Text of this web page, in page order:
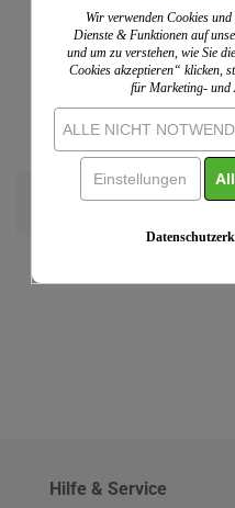
Weißwein mit Etikett
Hilfe & Service
Wir verwenden Cookies
Dienste & Funktionen auf
und um zu verstehen, wie Sie
Cookies akzeptieren“ klicken,
für Marketing- und
ALLE NICHT
Einstellungen